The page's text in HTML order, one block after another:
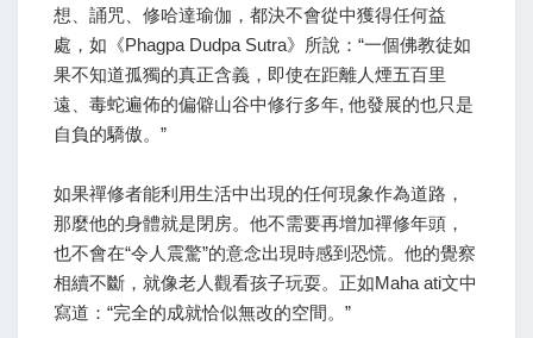
想、誦咒、修哈達瑜伽，都決不會從中獲得任何益
處，如《Phagpa Dudpa Sutra》所說：“一個佛教徒如
果不知道孤獨的真正含義，即使在距離人煙五百里
遠、毒蛇遍佈的偏僻山谷中修行多年, 他發展的也只是
自負的驕傲。”
如果禪修者能利用生活中出現的任何現象作為道路，
那麼他的身體就是閉房。他不需要再增加禪修年頭，
也不會在“令人震驚”的意念出現時感到恐慌。他的覺察
相續不斷，就像老人觀看孩子玩耍。正如Maha ati文中
寫道：“完全的成就恰似無改的空間。”